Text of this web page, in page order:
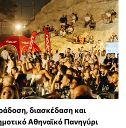
διασκέδαση και
Αθηναϊκό Πανηγύρι